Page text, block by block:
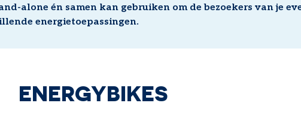
alone én samen kan gebruiken om de bezoekers van je
energietoepassingen.
ENERGYBIKES